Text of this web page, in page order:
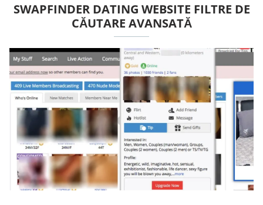
SWAPFINDER DATING WEBSITE FILTRE DE
CĂUTARE AVANSATĂ